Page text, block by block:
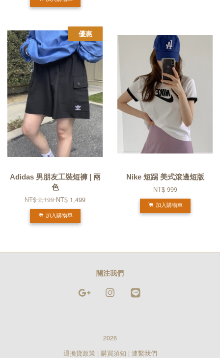
優惠
Adidas 男朋友工裝短褲 | 兩
色
NT$ 2,199NT$ 1,499
加入購物車
Nike 短踢 美式滾邊短版
NT$ 999
加入購物車
關注我們
Google Instagram
2026
退換貨政策 | 購買須知 | 連繫我們